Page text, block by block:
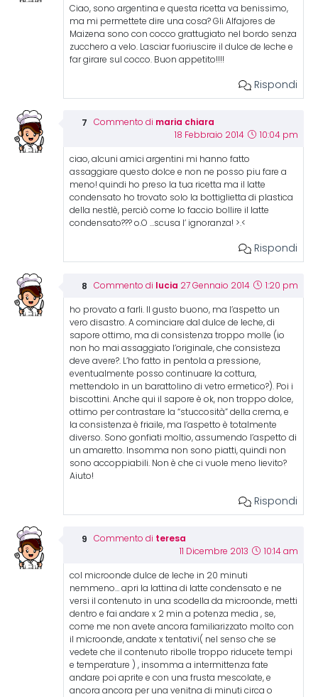
Ciao, sono argentina e questa ricetta va benissimo,
ma mi permettete dire una cosa? Gli Alfajores de
Maizena sono con cocco grattugiato nel bordo senza
zucchero a velo. Lasciar fuoriuscire il dulce de leche e
far girare sul cocco. Buon appetito!!!!
Rispondi
Commento di maria chiara
18 Febbraio 2014 10:04 pm
ciao, alcuni amici argentini mi hanno fatto
assaggiare questo dolce e non ne posso piu fare a
meno! quindi ho preso la tua ricetta ma il latte
condensato ho trovato solo la bottiglietta di plastica
della nestlè, perciò come lo faccio bollire il latte
condensato??? o.O …scusa l’ ignoranza! >.<
Rispondi
Commento di lucia 27 Gennaio 2014 1:20 pm
ho provato a farli. Il gusto buono, ma l’aspetto un
vero disastro. A cominciare dal dulce de leche, di
sapore ottimo, ma di consistenza troppo molle (io
non ho mai assaggiato l’originale, che consisteza
deve avere?. L’ho fatto in pentola a pressione,
eventualmente posso continuare la cottura,
mettendolo in un barattolino di vetro ermetico?). Poi i
biscottini. Anche qui il sapore è ok, non troppo dolce,
ottimo per contrastare la “stuccosità” della crema, e
la consistenza è friaile, ma l’aspetto è totalmente
diverso. Sono gonfiati moltio, assumendo l’aspetto di
un amaretto. Insomma non sono piatti, quindi non
sono accoppiabili. Non è che ci vuole meno lievito?
Aiuto!
Rispondi
Commento di teresa
11 Dicembre 2013 10:14 am
col microonde dulce de leche in 20 minuti
nemmeno… apri la lattina di latte condensato e ne
versi il contenuto in una scodella da microonde, metti
dentro e fai andare x 2 min a potenza media , se,
come me non avete ancora familiarizzato molto con
il microonde, andate x tentativi( nel senso che se
vedete che il contenuto ribolle troppo riducete tempi
e temperature ) , insomma a intermittenza fate
andare poi aprite e con una frusta mescolate, e
ancora ancora per una venitna di minuti circa o